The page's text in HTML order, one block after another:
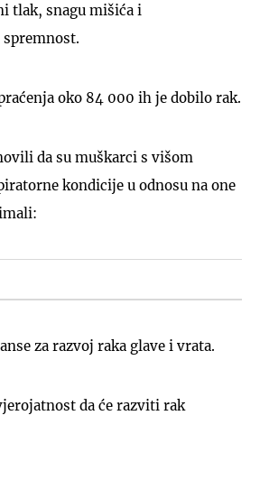
tlak, snagu mišića i
oko 84 000 ih je dobilo rak.
da su muškarci s višom
kondicije u odnosu na one
za razvoj raka glave i vrata.
da će razviti rak